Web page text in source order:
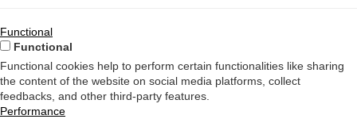
Functional
Functional
Functional cookies help to perform certain functionalities like sharing
the content of the website on social media platforms, collect
feedbacks, and other third-party features.
Performance